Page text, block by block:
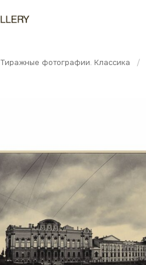
Тиражные фотографии. Классика /